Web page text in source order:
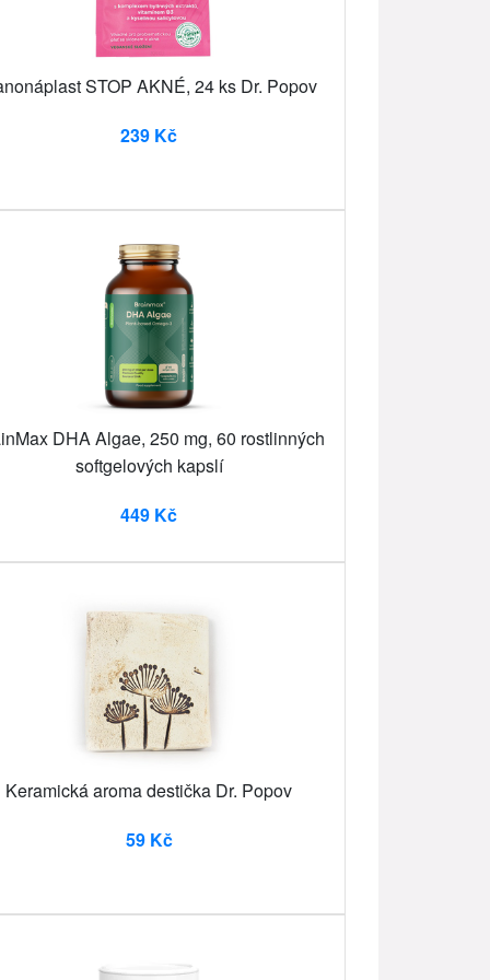
STOP AKNÉ, 24 ks Dr. Popov
239 Kč
DHA Algae, 250 mg, 60 rostlinných
softgelových kapslí
449 Kč
Keramická aroma destička Dr. Popov
59 Kč